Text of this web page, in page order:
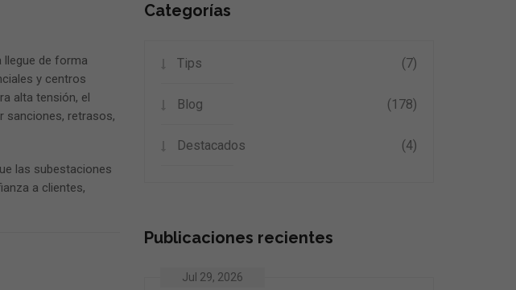
llegue de forma
y centros
alta tensión, el
sanciones, retrasos,
las subestaciones
a clientes,
Categorías
Tips (7)
Blog (178)
Destacados (4)
Publicaciones recientes
Jul 29, 2026